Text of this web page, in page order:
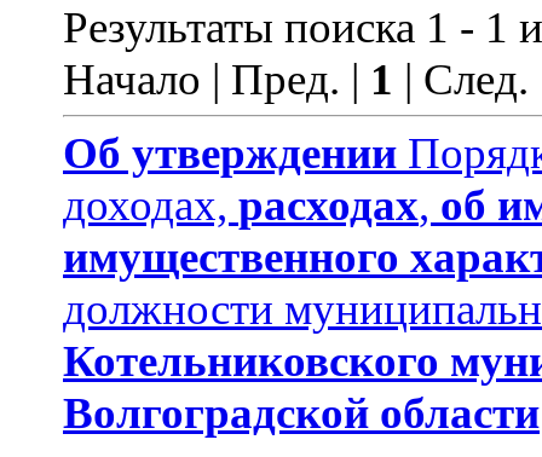
Результаты поиска 1 - 1
Начало | Пред. | 1 |
Об утверждении
доходах, расходах, об
имущественного
должности
Котельниковского
Волгоградской области